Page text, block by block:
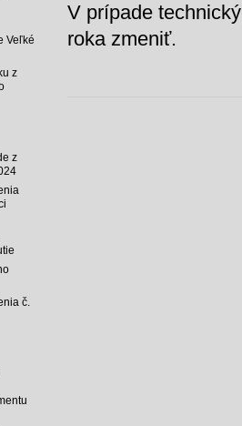
Veľké
z
z
č.
V prípade
roka zmeniť.